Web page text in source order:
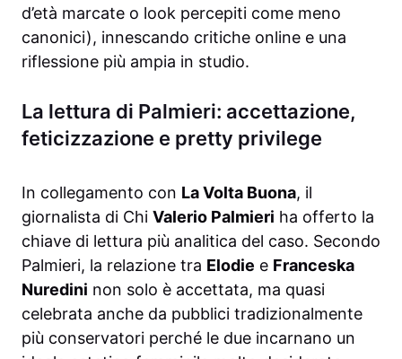
d’età marcate o look percepiti come meno
canonici), innescando critiche online e una
riflessione più ampia in studio.
La lettura di Palmieri: accettazione,
feticizzazione e pretty privilege
In collegamento con La Volta Buona, il
giornalista di Chi Valerio Palmieri ha offerto la
chiave di lettura più analitica del caso. Secondo
Palmieri, la relazione tra Elodie e Franceska
Nuredini non solo è accettata, ma quasi
celebrata anche da pubblici tradizionalmente
più conservatori perché le due incarnano un